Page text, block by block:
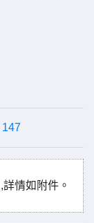
147
,詳情如附件。